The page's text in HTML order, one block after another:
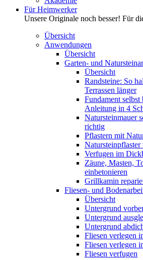
Für Heimwerker
Unsere Originale noch besser! Für
Übersicht
Anwendungen
Übersicht
Garten- und
Übersicht
Randsteine: So
Terrassen länger
Fundament
Anleitung in 4
Natursteinmauer
richtig
Pflastern mit
Natursteinpflaster
Verfugen im
Zäune, Masten,
einbetonieren
Grillkamin
Fliesen- und
Übersicht
Untergrund
Untergrund
Untergrund
Fliesen verlegen
Fliesen verlegen
Fliesen verfugen